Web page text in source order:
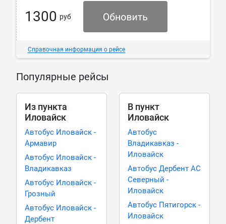
1300 руб
Справочная информация о рейсе
Популярные рейсы
Из пункта
Иловайск
Автобус Иловайск -
Армавир
Автобус Иловайск -
Владикавказ
Автобус Иловайск -
Грозный
Автобус Иловайск -
Дербент
В пункт
Иловайск
Автобус
Владикавказ -
Иловайск
Автобус Дербент АС
Северный -
Иловайск
Автобус Пятигорск -
Иловайск